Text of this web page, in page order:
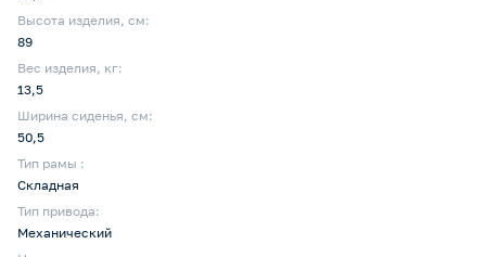
Высота изделия, см:
89
Вес изделия, кг:
13,5
Ширина сиденья, см:
50,5
Тип рамы :
Складная
Тип привода:
Механический